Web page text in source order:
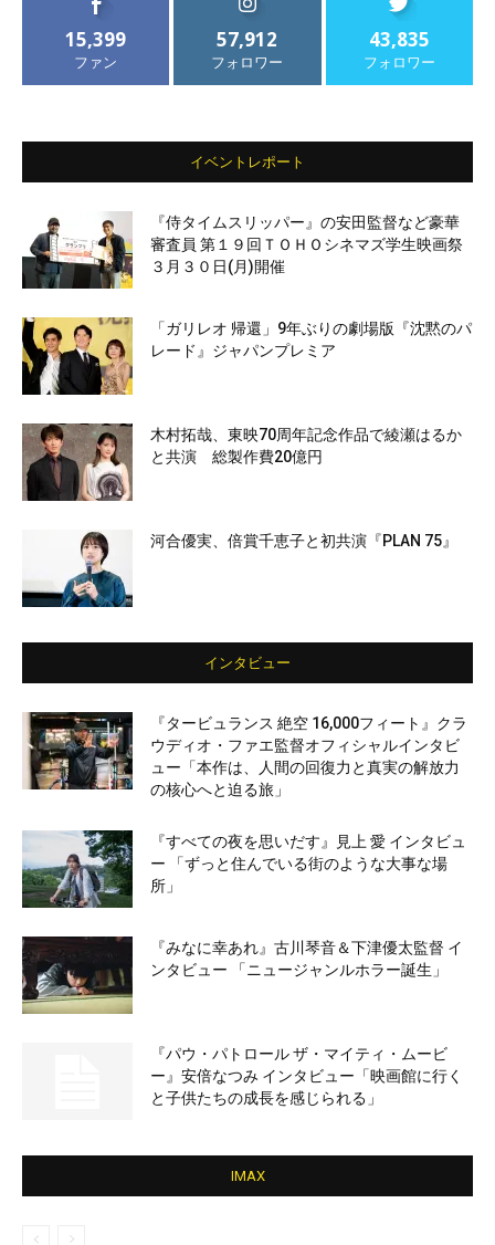
15,399
ファン
57,912
フォロワー
43,835
フォロワー
イベントレポート
『侍タイムスリッパー』の安田監督など豪華
審査員 第１９回ＴＯＨＯシネマズ学生映画祭
３月３０日(月)開催
「ガリレオ 帰還」9年ぶりの劇場版『沈黙のパ
レード』ジャパンプレミア
木村拓哉、東映70周年記念作品で綾瀬はるか
と共演 総製作費20億円
河合優実、倍賞千恵子と初共演『PLAN 75』
インタビュー
『タービュランス 絶空 16,000フィート』クラ
ウディオ・ファエ監督オフィシャルインタビ
ュー「本作は、人間の回復力と真実の解放力
の核心へと迫る旅」
『すべての夜を思いだす』見上 愛 インタビュ
ー 「ずっと住んでいる街のような大事な場
所」
『みなに幸あれ』古川琴音＆下津優太監督 イ
ンタビュー 「ニュージャンルホラー誕生」
『パウ・パトロール ザ・マイティ・ムービ
ー』安倍なつみ インタビュー「映画館に行く
と子供たちの成長を感じられる」
IMAX